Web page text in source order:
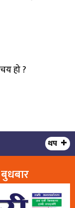
हो ?
थप